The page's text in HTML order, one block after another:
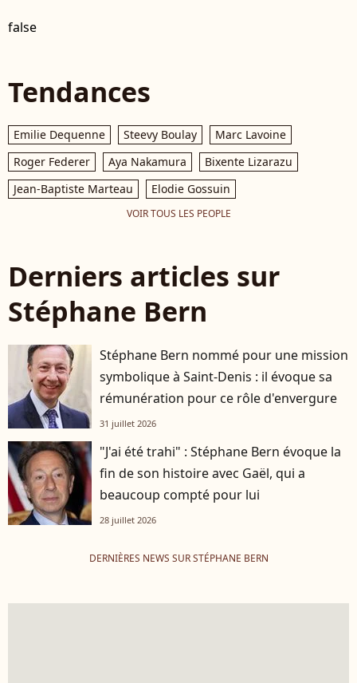
false
Tendances
Emilie Dequenne Steevy Boulay
Marc Lavoine
Roger Federer
Aya Nakamura
Bixente Lizarazu
Jean-Baptiste Marteau
Elodie Gossuin
VOIR TOUS LES PEOPLE
Derniers articles sur
Stéphane Bern
Stéphane Bern nommé pour une mission
symbolique à Saint-Denis : il évoque sa
rémunération pour ce rôle d'envergure
31 juillet 2026
"J'ai été trahi" : Stéphane Bern évoque la
fin de son histoire avec Gaël, qui a
beaucoup compté pour lui
28 juillet 2026
DERNIÈRES NEWS SUR STÉPHANE BERN